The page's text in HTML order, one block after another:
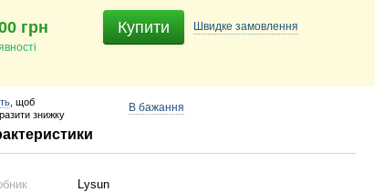
грн Купити Швидке замовлення
, щоб
знижку
В бажання
Lysun